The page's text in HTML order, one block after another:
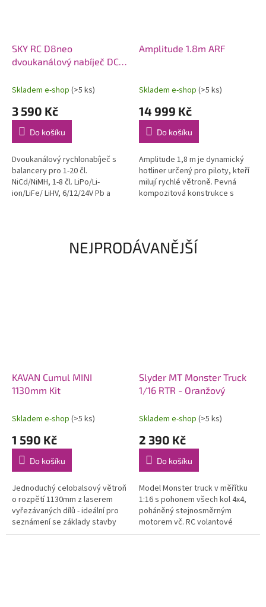
SKY RC D8neo
dvoukanálový nabíječ DC
Skladem e-shop (>5 ks)
3 590 Kč
Do košíku
Dvoukanálový rychlonabíječ s
balancery pro 1-20 čl.
NiCd/NiMH, 1-8 čl. LiPo/Li-
ion/LiFe/ LiHV, 6/12/24V Pb a
Amplitude 1.8m ARF
Skladem e-shop (>5 ks)
14 999 Kč
Do košíku
Amplitude 1,8 m je dynamický
hotliner určený pro piloty, kteří
milují rychlé větroně. Pevná
kompozitová konstrukce s
NEJPRODÁVANĚJŠÍ
KAVAN Cumul MINI
1130mm Kit
Skladem e-shop (>5 ks)
1 590 Kč
Do košíku
Jednoduchý celobalsový větroň
o rozpětí 1130mm z laserem
vyřezávaných dílů - ideální pro
seznámení se základy stavby
modelů letadel. Konstrukce
Slyder MT Monster Truck
1/16 RTR - Oranžový
Skladem e-shop (>5 ks)
2 390 Kč
Do košíku
Model Monster truck v měřítku
1:16 s pohonem všech kol 4x4,
poháněný stejnosměrným
motorem vč. RC volantové
soupravy 2,4 GHz a pohonného